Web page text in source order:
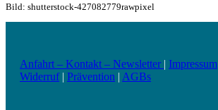
Bild: shutterstock-427082779rawpixel
Anfahrt – Kontakt – Newsletter | Impressum
Widerruf| Prävention | AGBs